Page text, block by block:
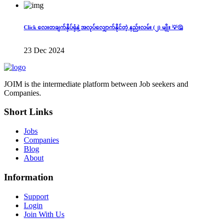
Click လေးတချက်နှိပ်ရုံနဲ့ အလုပ်လျှောက်နိုင်တဲ့ နည်းလမ်း (၂) မျိုး 💡🤔
23 Dec 2024
JOIM is the intermediate platform between Job seekers and
Companies.
Short Links
Jobs
Companies
Blog
About
Information
Support
Login
Join With Us